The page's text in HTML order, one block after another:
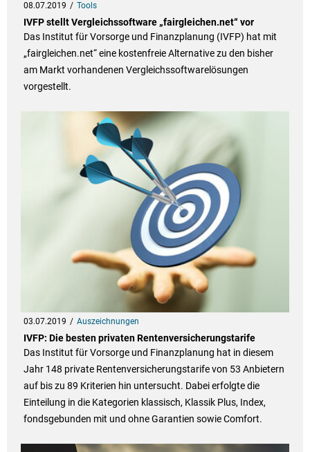
08.07.2019 Tools
IVFP stellt Vergleichssoftware „fairgleichen.net“ vor
Das Institut für Vorsorge und Finanzplanung (IVFP) hat mit
„fairgleichen.net“ eine kostenfreie Alternative zu den bisher
am Markt vorhandenen Vergleichssoftwarelösungen
vorgestellt.
03.07.2019 Auszeichnungen
IVFP: Die besten privaten Rentenversicherungstarife
Das Institut für Vorsorge und Finanzplanung hat in diesem
Jahr 148 private Rentenversicherungstarife von 53 Anbietern
auf bis zu 89 Kriterien hin untersucht. Dabei erfolgte die
Einteilung in die Kategorien klassisch, Klassik Plus, Index,
fondsgebunden mit und ohne Garantien sowie Comfort.